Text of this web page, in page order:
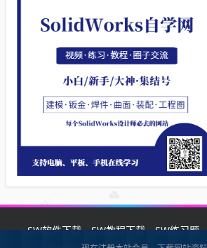
SW软件下载 SW教程下载 SW练习题